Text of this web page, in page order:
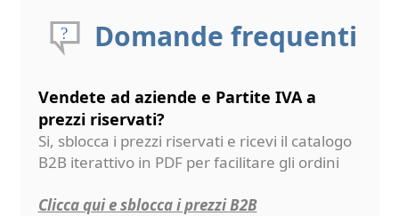
Domande frequenti
Vendete ad aziende e Partite IVA a
prezzi riservati?
Si, sblocca i prezzi riservati e ricevi il catalogo
B2B iterattivo in PDF per facilitare gli ordini
Clicca qui e sblocca i prezzi B2B